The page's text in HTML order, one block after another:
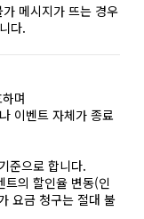
메시지가 뜨는 경우
다.
며
이벤트 자체가 종료
준으로 합니다.
의 할인율 변동(인
요금 청구는 절대 불